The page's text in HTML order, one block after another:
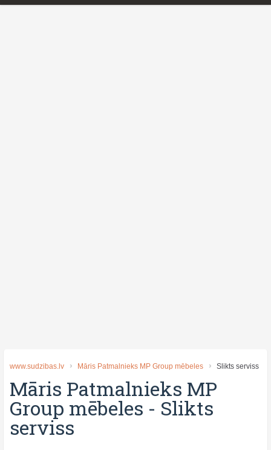
www.sudzibas.lv Māris Patmalnieks MP Group mēbeles Slikts serviss
Māris Patmalnieks MP
Group mēbeles - Slikts
serviss